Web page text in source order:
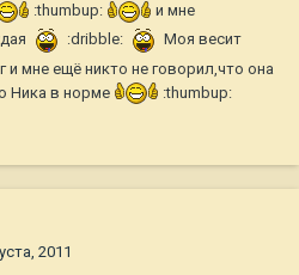
:thumbup:
и мне
:dribble:
Моя весит
и мне ещё никто не говорил,что она
Ника в норме
:thumbup:
2011